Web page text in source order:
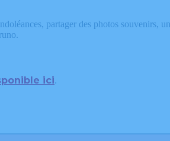
partager des photos souvenirs,
ici.